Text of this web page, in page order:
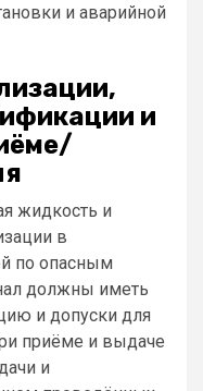
и аварийной
и
жидкость и
в
по опасным
должны иметь
и допуски для
приёме и выдаче
и